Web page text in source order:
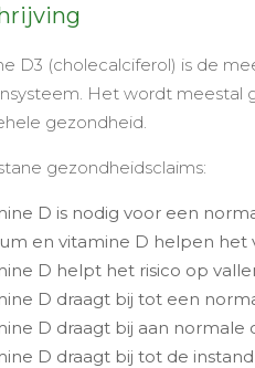
D3 (cholecalciferol) is de
Het wordt meestal
gezondheid.
gezondheidsclaims:
D is nodig voor een
en vitamine D helpen
D helpt het risico op
D draagt bij tot een
D draagt bij aan normale
D draagt bij tot de